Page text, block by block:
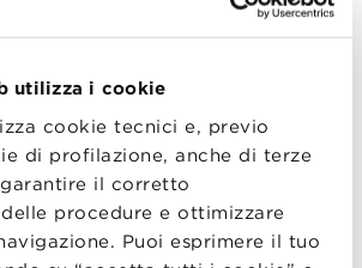
utilizza i cookie
cookie tecnici e, previo
di profilazione, anche di terze
il corretto
procedure e ottimizzare
Puoi esprimere il tuo
trattati all’interno
si svolgerà in presenza presso
School, in Via degli Scalini
con mano l’esperienza unica di